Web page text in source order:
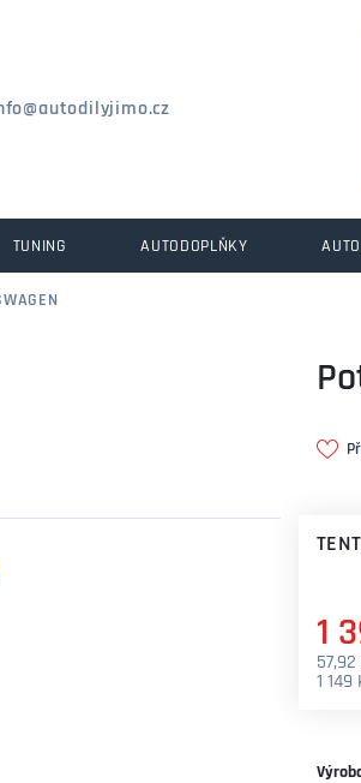
TUNING AUTODOPLŇKY
1
57,92
1 149
Můžeme vám pomoci